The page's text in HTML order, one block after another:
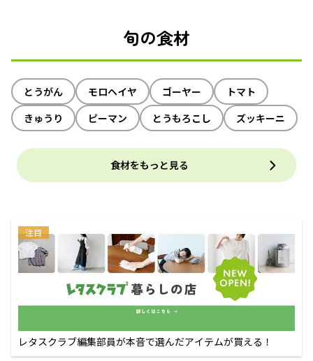
旬の食材
とうがん モロヘイヤ ゴーヤー
トマト
きゅうり
ピーマン とうもろこし ズッキーニ
食材をもっと見る
注目
レタスクラブ編集部員が本音で選んだアイテムが買える！